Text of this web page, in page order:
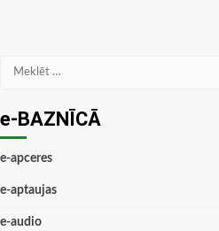
Meklēt:
e-BAZNĪCĀ
e-apceres
e-aptaujas
e-audio